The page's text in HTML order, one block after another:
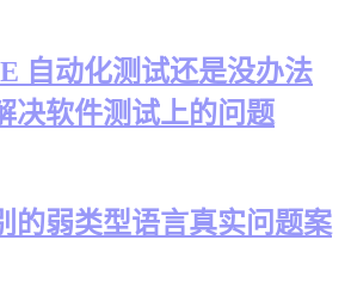
自动化测试还是没办法
决软件测试上的问题
的弱类型语言真实问题案